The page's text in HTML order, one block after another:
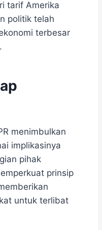
tarif Amerika
politik telah
terbesar
menimbulkan
implikasinya
pihak
prinsip
untuk terlibat